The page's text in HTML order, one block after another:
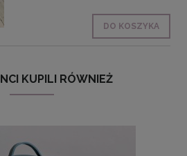
DO KOSZYKA
KUPILI RÓWNIEŻ